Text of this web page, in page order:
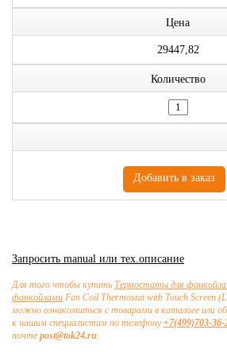
Цена
29447,82
Количество
Запросить manual или тех.описание
Для того чтобы купить Термостаты для фанкойла
фанкойлами Fan Coil Thermostat with Touch Screen
можно ознакомиться с товарами в каталоге или
к нашим специалистам по телефону+7(499)703-36-
почте post@tok24.ru.